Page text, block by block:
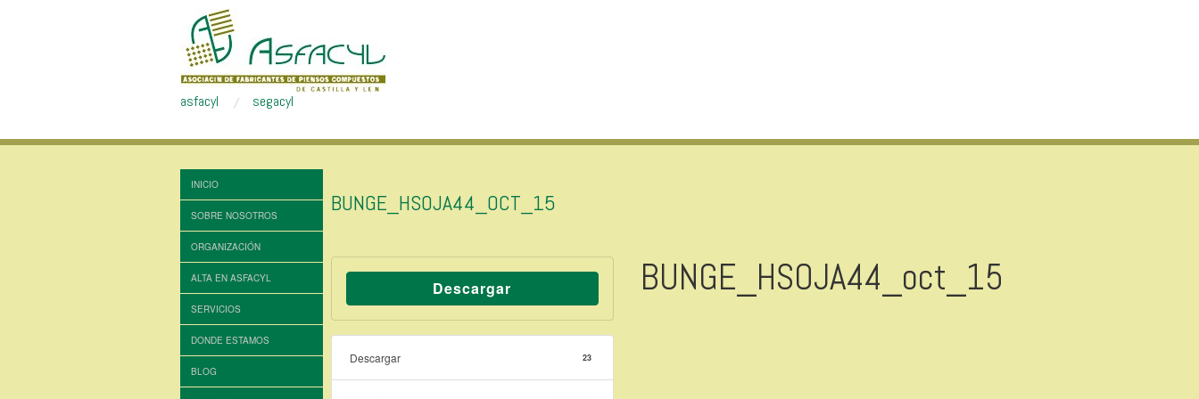
asfacyl segacyl
INICIO
SOBRE NOSOTROS
ORGANIZACIÓN
ALTA EN ASFACYL
SERVICIOS
DONDE ESTAMOS
BLOG
BUNGE_HSOJA44_OCT_15
Descargar
Descargar 23
BUNGE_HSOJA44_oct_15